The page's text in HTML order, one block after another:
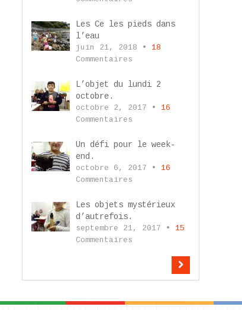
Les Ce les pieds dans
l’eau
juin 21, 2018 • 18
Commentaires
L’objet du lundi 2
octobre.
octobre 2, 2017 • 16
Commentaires
Un défi pour le week-
end.
octobre 6, 2017 • 16
Commentaires
Les objets mystérieux
d’autrefois.
septembre 21, 2017 • 15
Commentaires